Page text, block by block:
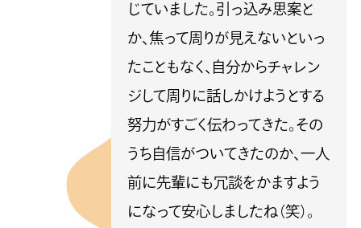
じていました。引っ込み思案と
か、焦って周りが見えないといっ
たこともなく、自分からチャレン
ジして周りに話しかけようとする
努力がすごく伝わってきた。その
うち自信がついてきたのか、一人
前に先輩にも冗談をかますよう
になって安心しましたね（笑）。